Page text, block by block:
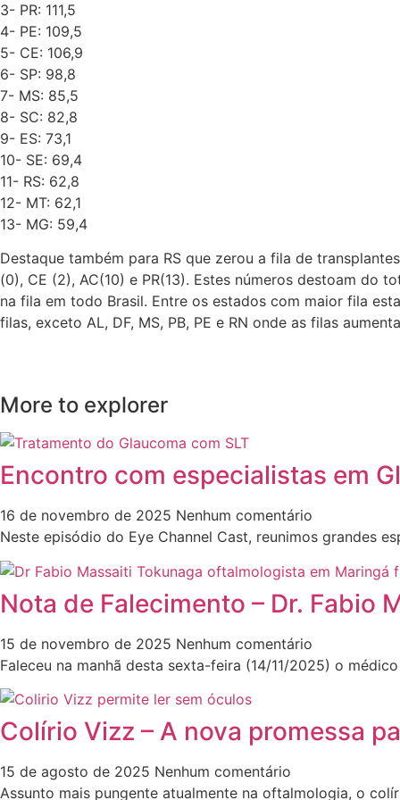
3- PR: 111,5
4- PE: 109,5
5- CE: 106,9
6- SP: 98,8
7- MS: 85,5
8- SC: 82,8
9- ES: 73,1
10- SE: 69,4
11- RS: 62,8
12- MT: 62,1
13- MG: 59,4
Destaque também para RS que zerou a fila de
(0), CE (2), AC(10) e PR(13). Estes números destoam do
na fila em todo Brasil. Entre os estados com maior fila
filas, exceto AL, DF, MS, PB, PE e RN onde as filas
More to explorer
Encontro com especialistas em
16 de novembro de 2025 Nenhum comentário
Neste episódio do Eye Channel Cast, reunimos grandes
Nota de Falecimento – Dr. Fabio
15 de novembro de 2025 Nenhum comentário
Faleceu na manhã desta sexta-feira (14/11/2025) o
Colírio Vizz – A nova promessa
15 de agosto de 2025 Nenhum comentário
Assunto mais pungente atualmente na oftalmologia, o